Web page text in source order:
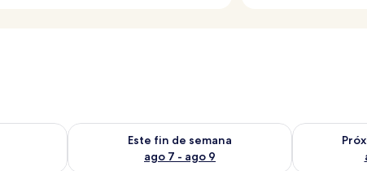
mañana ago 8 - ago 9
Este fin de semana
ago 7 - ago 9
Consulta la disponibilidad para este fin de semana
Consulta la